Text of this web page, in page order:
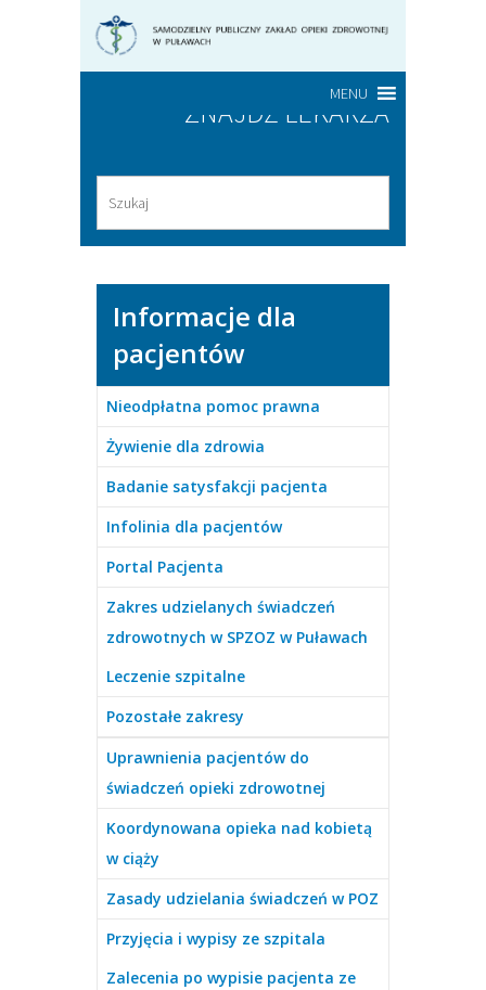
MENU
ZNAJDŹ LEKARZA
Informacje dla
pacjentów
Nieodpłatna pomoc prawna
Żywienie dla zdrowia
Badanie satysfakcji pacjenta
Infolinia dla pacjentów
Portal Pacjenta
Zakres udzielanych świadczeń
zdrowotnych w SPZOZ w Puławach
Leczenie szpitalne
Pozostałe zakresy
Uprawnienia pacjentów do
świadczeń opieki zdrowotnej
Koordynowana opieka nad kobietą
w ciąży
Zasady udzielania świadczeń w POZ
Przyjęcia i wypisy ze szpitala
Zalecenia po wypisie pacjenta ze